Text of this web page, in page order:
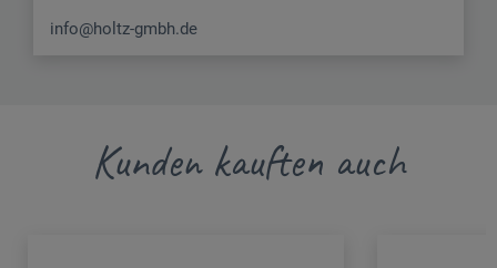
info@holtz-gmbh.de
Kunden kauften auch